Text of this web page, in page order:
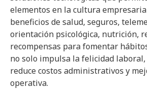
elementos en la cultura
beneficios de salud, seguros,
orientación psicológica, nutrición,
recompensas para fomentar
no solo impulsa la felicidad
reduce costos administrativos y
operativa.